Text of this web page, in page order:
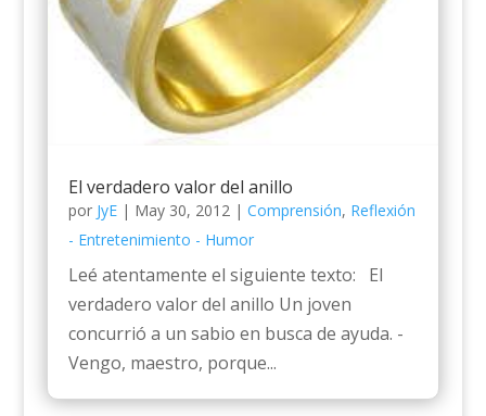
El verdadero valor del anillo
por JyE| May 30, 2012| Comprensión, Reflexión
- Entretenimiento - Humor
Leé atentamente el siguiente texto: El
verdadero valor del anillo Un joven
concurrió a un sabio en busca de ayuda. -
Vengo, maestro, porque...